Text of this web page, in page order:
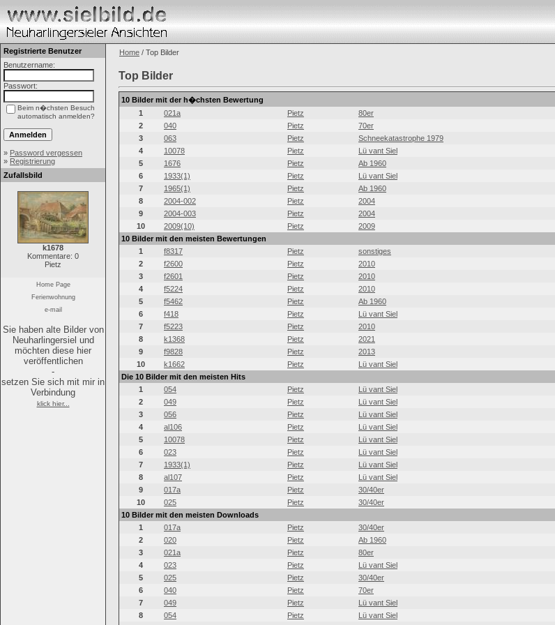
Registrierte Benutzer
Benutzername:
Passwort:
Beim n�chsten Besuch
automatisch anmelden?
» Password vergessen
» Registrierung
Zufallsbild
k1678
Kommentare: 0
Pietz
Home Page
Ferienwohnung
e-mail
Sie haben alte Bilder von
Neuharlingersiel und
möchten diese hier
veröffentlichen
-
setzen Sie sich mit mir in
Verbindung
klick hier...
Home / Top Bilder
Top Bilder
10 Bilder mit der h�chsten Bewertung
1
021a Pietz 80er
2
040 Pietz 70er
3
063 Pietz Schneekatastrophe 1979
4
10078 Pietz Lü vant Siel
5
1676 Pietz Ab 1960
6
1933(1) Pietz Lü vant Siel
7
1965(1) Pietz Ab 1960
8
2004-002 Pietz 2004
9
2004-003 Pietz 2004
10
2009(10) Pietz 2009
10 Bilder mit den meisten Bewertungen
1
f8317 Pietz sonstiges
2
f2600 Pietz 2010
3
f2601 Pietz 2010
4
f5224 Pietz 2010
5
f5462 Pietz Ab 1960
6
f418 Pietz Lü vant Siel
7
f5223 Pietz 2010
8
k1368 Pietz 2021
9
f9828 Pietz 2013
10
k1662 Pietz Lü vant Siel
Die 10 Bilder mit den meisten Hits
1
054 Pietz Lü vant Siel
2
049 Pietz Lü vant Siel
3
056 Pietz Lü vant Siel
4
al106 Pietz Lü vant Siel
5
10078 Pietz Lü vant Siel
6
023 Pietz Lü vant Siel
7
1933(1) Pietz Lü vant Siel
8
al107 Pietz Lü vant Siel
9
017a Pietz 30/40er
10
025 Pietz 30/40er
10 Bilder mit den meisten Downloads
1
017a Pietz 30/40er
2
020 Pietz Ab 1960
3
021a Pietz 80er
4
023 Pietz Lü vant Siel
5
025 Pietz 30/40er
6
040 Pietz 70er
7
049 Pietz Lü vant Siel
8
054 Pietz Lü vant Siel